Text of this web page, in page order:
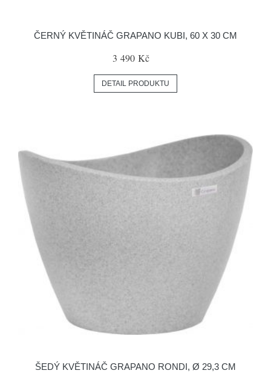
ČERNÝ KVĚTINÁČ GRAPANO KUBI, 60 X 30 CM
3 490 Kč
DETAIL PRODUKTU
ŠEDÝ KVĚTINÁČ GRAPANO RONDI, Ø 29,3 CM